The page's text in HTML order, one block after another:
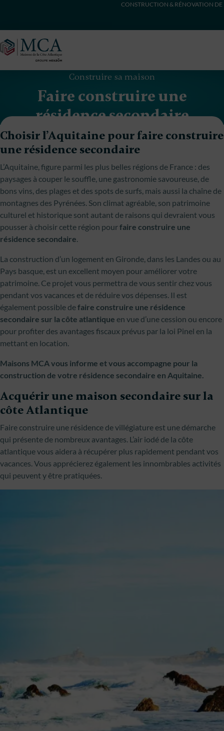
CONSTRUCTION & RÉNOVATION DE
Construire sa maison
Faire construire une
résidence secondaire
Choisir l’Aquitaine pour faire construire
une résidence secondaire
L’Aquitaine, figure parmi les plus belles régions de France : des
paysages à couper le souffle, une gastronomie savoureuse, de
bons vins, des plages et des spots de surfs, mais aussi la chaîne de
montagnes des Pyrénées. Son climat agréable, son patrimoine
culturel et historique sont autant de raisons qui devraient vous
pousser à choisir cette région pourfaire construire une
résidence secondaire.
La construction d’un logement en Gironde, dans les Landes ou au
Pays basque, est un excellent moyen pour améliorer votre
patrimoine. Ce projet vous permettra de vous sentir chez vous
pendant vos vacances et de réduire vos dépenses. Il est
également possible defaire construire une résidence
secondaire sur la côte atlantique en vue d’une cession ou encore
pour profiter des avantages fiscaux prévus par la loi Pinel en la
mettant en location.
Maisons MCA vous informe et vous accompagne pour la
construction de votre résidence secondaire en Aquitaine.
Acquérir une maison secondaire sur la
côte Atlantique
Faire construire une résidence de villégiature est une démarche
qui présente de nombreux avantages. L’air iodé de la côte
atlantique vous aidera à récupérer plus rapidement pendant vos
vacances. Vous apprécierez également les innombrables activités
qui peuvent y être pratiquées.